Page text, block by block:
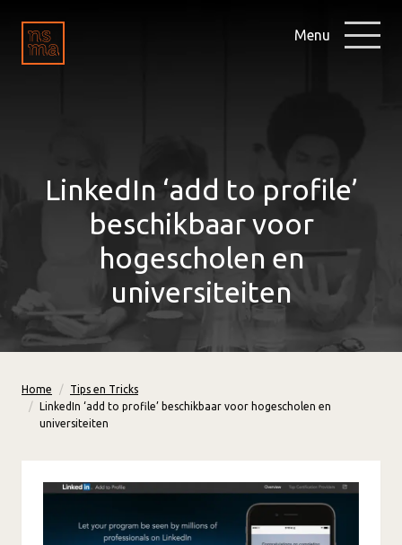
Menu
LinkedIn ‘add to profile’
beschikbaar voor
hogescholen en
universiteiten
Home
Tips en Tricks
LinkedIn ‘add to profile’ beschikbaar voor hogescholen en
universiteiten